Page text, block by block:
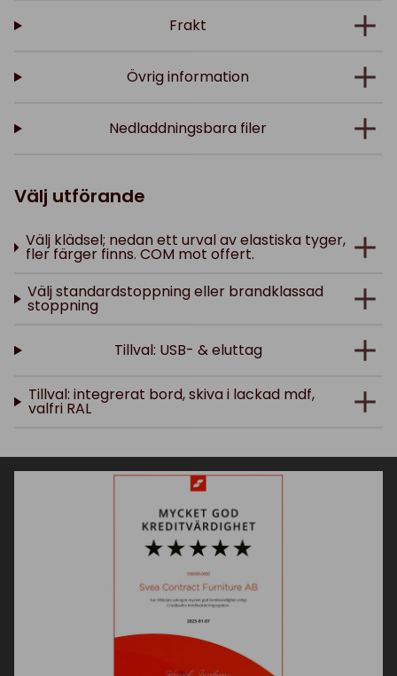
Frakt
Övrig information
Nedladdningsbara filer
Välj utförande
Välj klädsel; nedan ett urval av elastiska tyger,
fler färger finns. COM mot offert.
Välj standardstoppning eller brandklassad
stoppning
Tillval: USB- & eluttag
Tillval: integrerat bord, skiva i lackad mdf,
valfri RAL